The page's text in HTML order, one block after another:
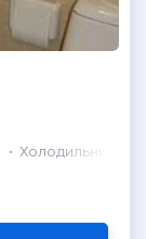
Холодильник в